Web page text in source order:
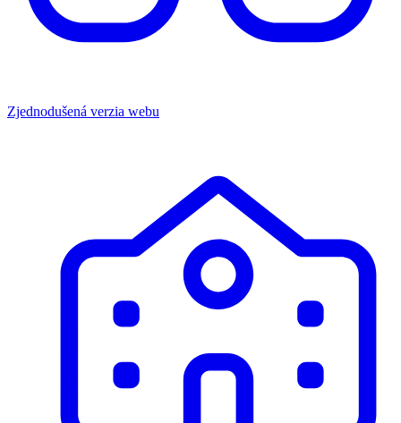
Zjednodušená verzia webu